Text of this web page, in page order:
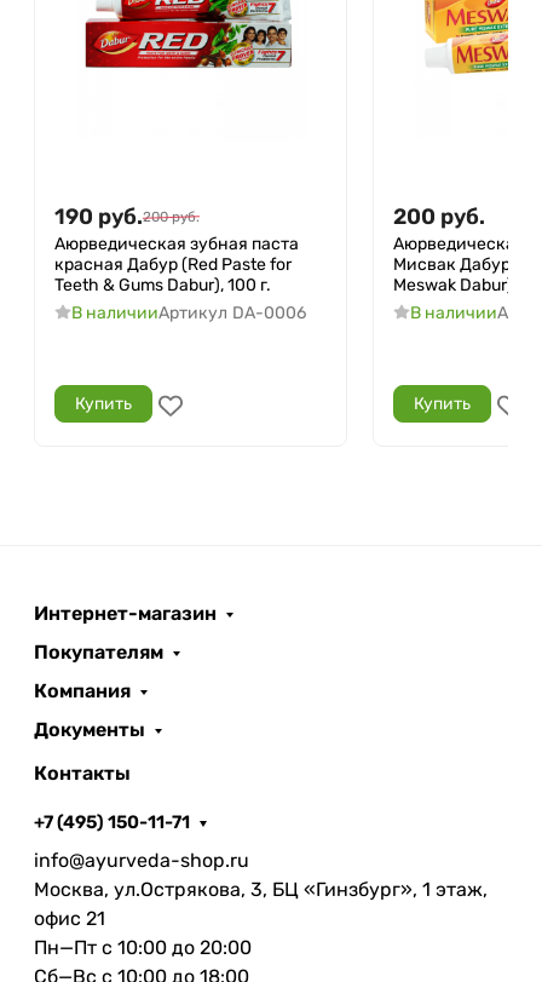
190 руб.200 руб.
Аюрведическая зубная паста
красная Дабур (Red Paste for
Teeth & Gums Dabur), 100 г.
В наличииАртикул DA-0006
Купить
200 руб.
Аюрведическая
Мисвак Дабур
Meswak Dabur),
В наличии
Купить
Интернет-магазин
Покупателям
Компания
Документы
Контакты
+7 (495) 150-11-71
info@ayurveda-shop.ru
Москва, ул.Острякова, 3, БЦ «Гинзбург», 1 этаж,
офис 21
Пн—Пт с 10:00 до 20:00
Сб—Вс с 10:00 до 18:00